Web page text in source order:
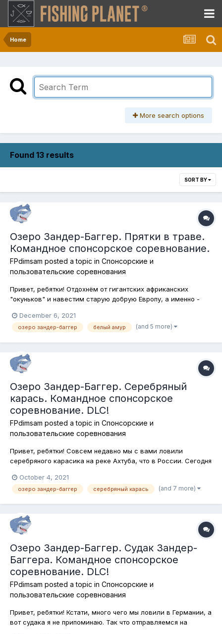
Home
More search options
Found 13 results
SORT BY
Озеро Зандер-Баггер. Прятки в траве.
Командное спонсорское соревнование.
FPdimsam posted a topic in Спонсорские и
пользовательские соревнования
Привет, ребятки! Отдохнём от гигантских африканских
"окуньков" и навестим старую добрую Европу, а именно -
Зандер-Баггер, будем ловить белого амура. Ловим амура на
донку и фидер, подставки для удилищ разрешены! Каждый
December 6, 2021
озеро зандер-баггер белый амур (and 5 more)
Озеро Зандер-Баггер. Серебряный
карась. Командное спонсорское
соревнование. DLC!
FPdimsam posted a topic in Спонсорские и
пользовательские соревнования
Привет, ребятки! Совсем недавно мы с вами ловили
серебряного карасика на реке Ахтуба, что в России. Сегодня
Зандер-Баггер. рыба знакомая, способы ловли тоже, так что
сегодня самое настоящее соревнование профессионалов.
October 4, 2021
озеро зандер-баггер серебряный карась (and 7 more)
Озеро Зандер-Баггер. Судак Зандер-
Баггера. Командное спонсорское
соревнование. DLC!
FPdimsam posted a topic in Спонсорские и
пользовательские соревнования
Привет, ребятки! Кстати, много чего мы ловили в Германии, а
вот судака я не припоминаю. Так что отправляемся на